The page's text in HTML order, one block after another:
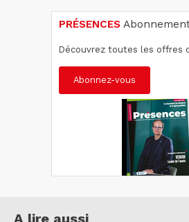
PRÉSENCES
Découvrez toutes les offres
Abonnez-vous